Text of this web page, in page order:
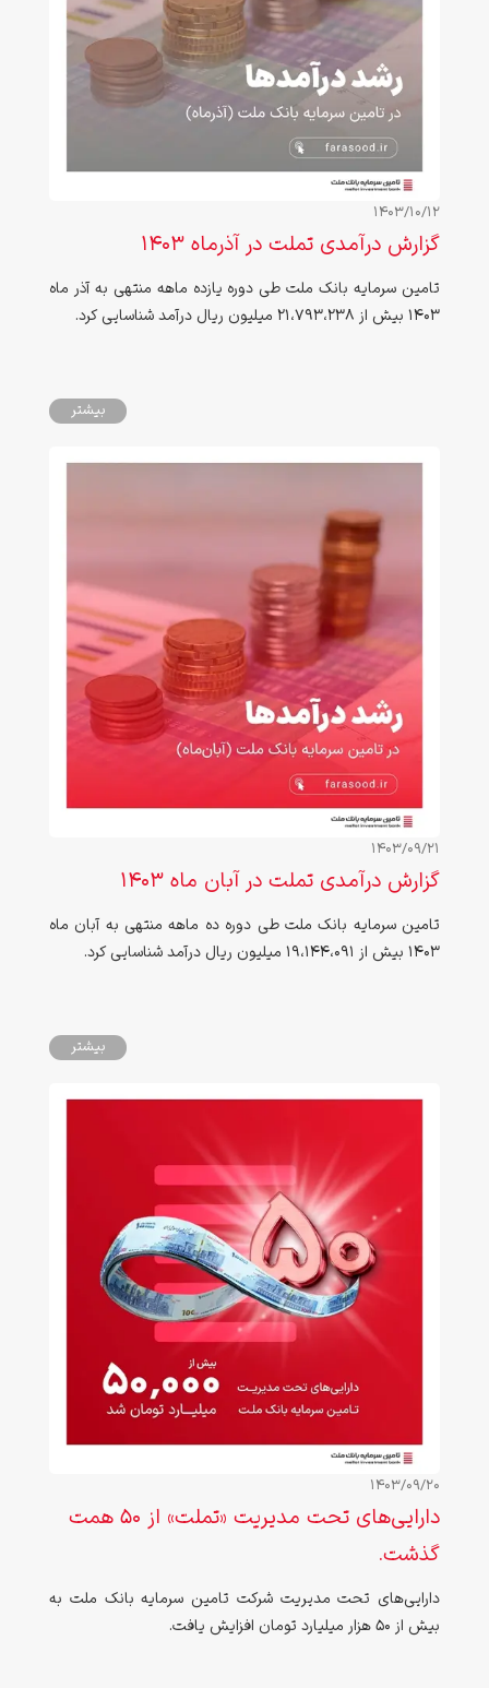
1403/10/12
گزارش درآمدی تملت در آذرماه ۱۴۰۳
تامین سرمایه بانک ملت طی دوره یازده ماهه منتهی به آذر ماه
۱۴۰۳ بیش از ۲۱،۷۹۳،۲۳۸ میلیون ریال درآمد شناسایی کرد.
بیشتر
1403/09/21
گزارش درآمدی تملت در آبان ماه ۱۴۰۳
تامین سرمایه بانک ملت طی دوره ده ماهه منتهی به آبان ماه
۱۴۰3 بیش از 19،144،091 میلیون ریال درآمد شناسایی کرد.
بیشتر
1403/09/20
دارایی‌های تحت مدیریت «تملت» از ۵۰ همت
گذشت.
دارایی‌های تحت مدیریت شرکت تامین سرمایه بانک ملت به
بیش از 50 هزار میلیارد تومان افزایش یافت.